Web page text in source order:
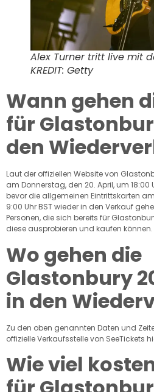
Alex Turner tritt live mit
KREDIT: Getty
Wann gehen
für
den
Laut der offiziellen Website von
am Donnerstag, den 20. April, um 18:00
bevor die allgemeinen Eintrittskarten
9:00 Uhr BST wieder in den Verkauf
Personen, die sich bereits für
diese ausprobieren und kaufen können.
Wo gehen die
Glastonbury
in den
Zu den oben genannten Daten und
offizielle Verkaufsstelle von SeeTickets
Wie viel